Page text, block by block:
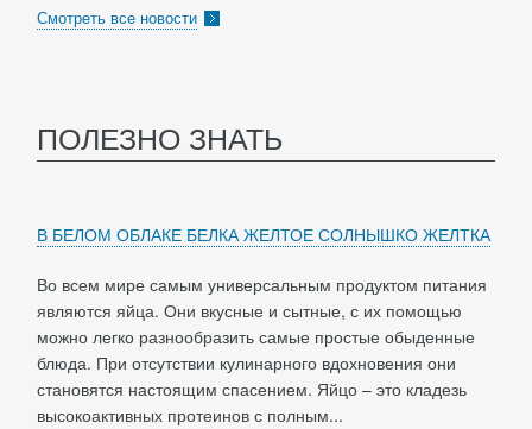
Смотреть все новости
ПОЛЕЗНО ЗНАТЬ
В БЕЛОМ ОБЛАКЕ БЕЛКА ЖЕЛТОЕ СОЛНЫШКО ЖЕЛТКА
Во всем мире самым универсальным продуктом питания
являются яйца. Они вкусные и сытные, с их помощью
можно легко разнообразить самые простые обыденные
блюда. При отсутствии кулинарного вдохновения они
становятся настоящим спасением. Яйцо – это кладезь
высокоактивных протеинов с полным...